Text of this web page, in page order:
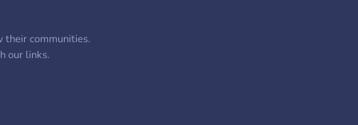
communities.
our links.